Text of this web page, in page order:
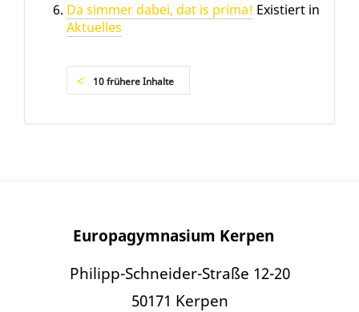
Da simmer dabei, dat is prima! Existiert in
Aktuelles
10 frühere Inhalte
Europagymnasium Kerpen
Philipp-Schneider-Straße 12-20
50171 Kerpen